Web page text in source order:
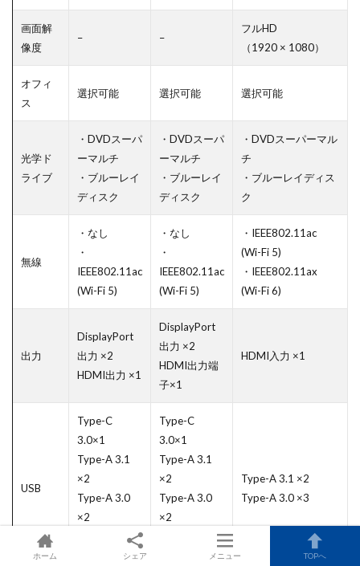
画面解
像度
– –
フルHD
（1920 × 1080）
オフィ
ス
選択可能 選択可能 選択可能
光学ド
ライブ
・DVDスーパ
ーマルチ
・ブルーレイ
ディスク
・DVDスーパ
ーマルチ
・ブルーレイ
ディスク
・DVDスーパーマル
チ
・ブルーレイディス
ク
無線
・なし
・
IEEE802.11ac
(Wi-Fi 5)
・なし
・
IEEE802.11ac
(Wi-Fi 5)
・IEEE802.11ac
(Wi-Fi 5)
・IEEE802.11ax
(Wi-Fi 6)
出力
DisplayPort
出力 ×2
HDMI出力 ×1
DisplayPort
出力 ×2
HDMI出力端
子×1
HDMI入力 ×1
USB
Type-C
3.0×1
Type-A 3.1
×2
Type-A 3.0
×2
Type-A 2.0
Type-C
3.0×1
Type-A 3.1
×2
Type-A 3.0
×2
Type-A 3.1 ×2
Type-A 3.0 ×3
ホーム シェア メニュー TOPへ